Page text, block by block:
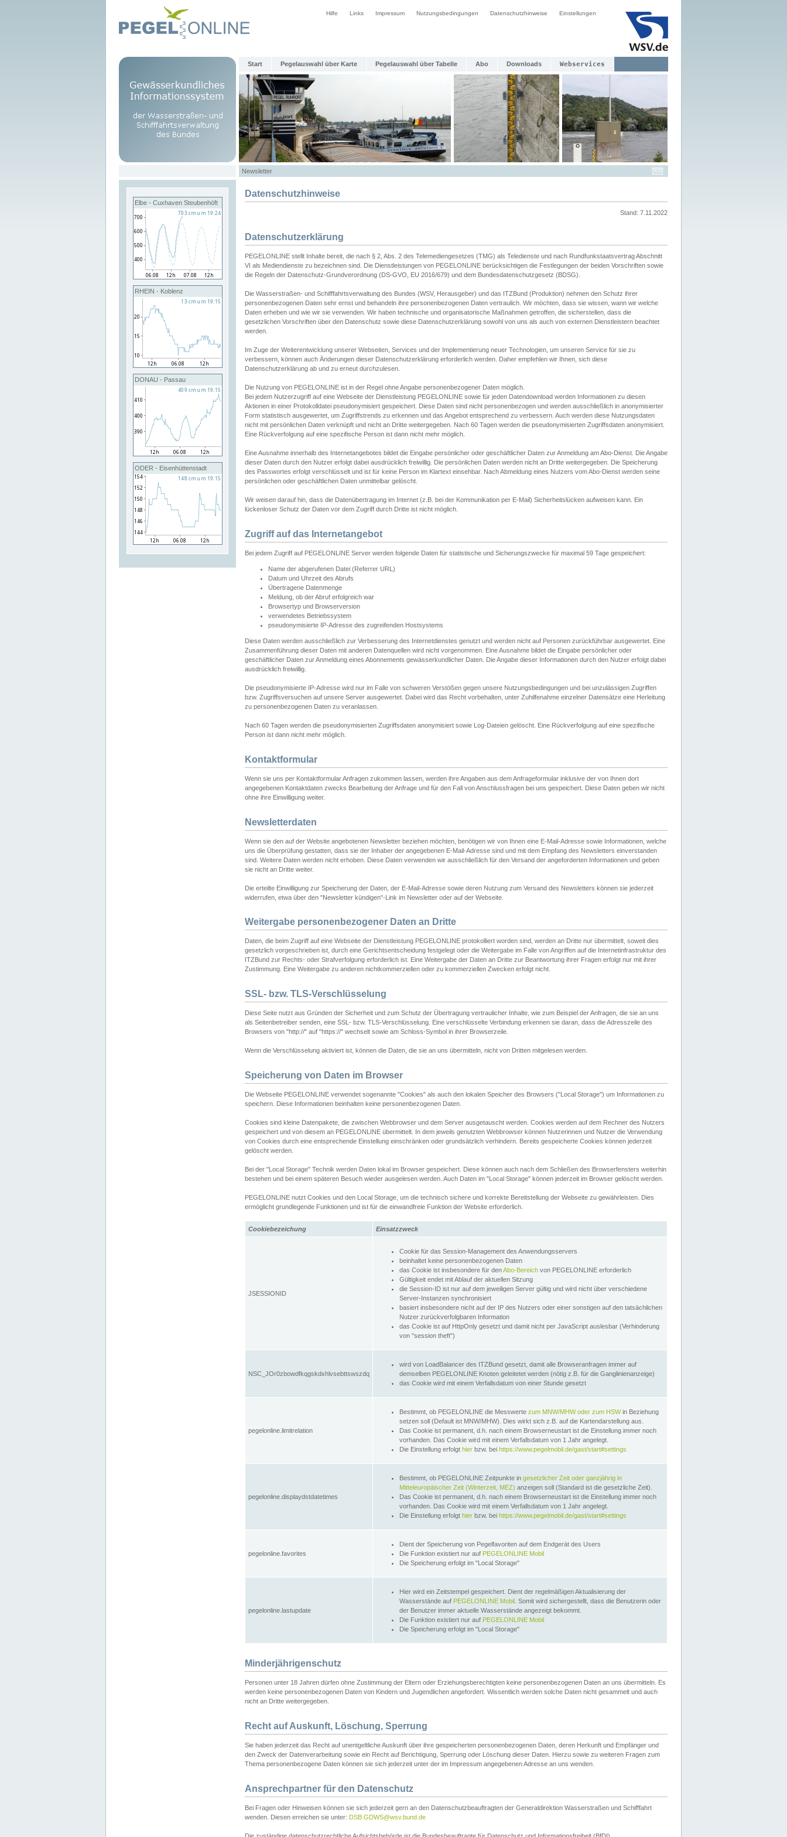
Hilfe Links Impressum Nutzungsbedingungen Datenschutzhinweise Einstellungen
Start Pegelauswahl über Karte Pegelauswahl über Tabelle Abo Downloads Webservices
Newsletter
Elbe - Cuxhaven Steubenhöft
RHEIN - Koblenz
DONAU - Passau
ODER - Eisenhüttenstadt
Datenschutzhinweise
Stand: 7.11.2022
Datenschutzerklärung
PEGELONLINE stellt Inhalte bereit, die nach § 2, Abs. 2 des Telemediengesetzes (TMG) als Teledienste und nach Rundfunkstaatsvertrag Abschnitt
VI als Mediendienste zu bezeichnen sind. Die Dienstleistungen von PEGELONLINE berücksichtigen die Festlegungen der beiden Vorschriften sowie
die Regeln der Datenschutz-Grundverordnung (DS-GVO, EU 2016/679) und dem Bundesdatenschutzgesetz (BDSG).
Die Wasserstraßen- und Schifffahrtsverwaltung des Bundes (WSV, Herausgeber) und das ITZBund (Produktion) nehmen den Schutz ihrer
personenbezogenen Daten sehr ernst und behandeln ihre personenbezogenen Daten vertraulich. Wir möchten, dass sie wissen, wann wir welche
Daten erheben und wie wir sie verwenden. Wir haben technische und organisatorische Maßnahmen getroffen, die sicherstellen, dass die
gesetzlichen Vorschriften über den Datenschutz sowie diese Datenschutzerklärung sowohl von uns als auch von externen Dienstleistern beachtet
werden.
Im Zuge der Weiterentwicklung unserer Webseiten, Services und der Implementierung neuer Technologien, um unseren Service für sie zu
verbessern, können auch Änderungen dieser Datenschutzerklärung erforderlich werden. Daher empfehlen wir Ihnen, sich diese
Datenschutzerklärung ab und zu erneut durchzulesen.
Die Nutzung von PEGELONLINE ist in der Regel ohne Angabe personenbezogener Daten möglich.
Bei jedem Nutzerzugriff auf eine Webseite der Dienstleistung PEGELONLINE sowie für jeden Datendownload werden Informationen zu diesen
Aktionen in einer Protokolldatei pseudonymisiert gespeichert. Diese Daten sind nicht personenbezogen und werden ausschließlich in anonymisierter
Form statistisch ausgewertet, um Zugriffstrends zu erkennen und das Angebot entsprechend zu verbessern. Auch werden diese Nutzungsdaten
nicht mit persönlichen Daten verknüpft und nicht an Dritte weitergegeben. Nach 60 Tagen werden die pseudonymisierten Zugriffsdaten anonymisiert.
Eine Rückverfolgung auf eine spezifische Person ist dann nicht mehr möglich.
Eine Ausnahme innerhalb des Internetangebotes bildet die Eingabe persönlicher oder geschäftlicher Daten zur Anmeldung am Abo-Dienst. Die Angabe
dieser Daten durch den Nutzer erfolgt dabei ausdrücklich freiwillig. Die persönlichen Daten werden nicht an Dritte weitergegeben. Die Speicherung
des Passwortes erfolgt verschlüsselt und ist für keine Person im Klartext einsehbar. Nach Abmeldung eines Nutzers vom Abo-Dienst werden seine
persönlichen oder geschäftlichen Daten unmittelbar gelöscht.
Wir weisen darauf hin, dass die Datenübertragung im Internet (z.B. bei der Kommunikation per E-Mail) Sicherheitslücken aufweisen kann. Ein
lückenloser Schutz der Daten vor dem Zugriff durch Dritte ist nicht möglich.
Zugriff auf das Internetangebot
Bei jedem Zugriff auf PEGELONLINE Server werden folgende Daten für statistische und Sicherungszwecke für maximal 59 Tage gespeichert:
Name der abgerufenen Datei (Referrer URL)
Datum und Uhrzeit des Abrufs
Übertragene Datenmenge
Meldung, ob der Abruf erfolgreich war
Browsertyp und Browserversion
verwendetes Betriebssystem
pseudonymisierte IP-Adresse des zugreifenden Hostsystems
Diese Daten werden ausschließlich zur Verbesserung des Internetdienstes genutzt und werden nicht auf Personen zurückführbar ausgewertet. Eine
Zusammenführung dieser Daten mit anderen Datenquellen wird nicht vorgenommen. Eine Ausnahme bildet die Eingabe persönlicher oder
geschäftlicher Daten zur Anmeldung eines Abonnements gewässerkundlicher Daten. Die Angabe dieser Informationen durch den Nutzer erfolgt dabei
ausdrücklich freiwillig.
Die pseudonymisierte IP-Adresse wird nur im Falle von schweren Verstößen gegen unsere Nutzungsbedingungen und bei unzulässigen Zugriffen
bzw. Zugriffsversuchen auf unsere Server ausgewertet. Dabei wird das Recht vorbehalten, unter Zuhilfenahme einzelner Datensätze eine Herleitung
zu personenbezogenen Daten zu veranlassen.
Nach 60 Tagen werden die pseudonymisierten Zugriffsdaten anonymisiert sowie Log-Dateien gelöscht. Eine Rückverfolgung auf eine spezifische
Person ist dann nicht mehr möglich.
Kontaktformular
Wenn sie uns per Kontaktformular Anfragen zukommen lassen, werden ihre Angaben aus dem Anfrageformular inklusive der von Ihnen dort
angegebenen Kontaktdaten zwecks Bearbeitung der Anfrage und für den Fall von Anschlussfragen bei uns gespeichert. Diese Daten geben wir nicht
ohne ihre Einwilligung weiter.
Newsletterdaten
Wenn sie den auf der Website angebotenen Newsletter beziehen möchten, benötigen wir von Ihnen eine E-Mail-Adresse sowie Informationen, welche
uns die Überprüfung gestatten, dass sie der Inhaber der angegebenen E-Mail-Adresse sind und mit dem Empfang des Newsletters einverstanden
sind. Weitere Daten werden nicht erhoben. Diese Daten verwenden wir ausschließlich für den Versand der angeforderten Informationen und geben
sie nicht an Dritte weiter.
Die erteilte Einwilligung zur Speicherung der Daten, der E-Mail-Adresse sowie deren Nutzung zum Versand des Newsletters können sie jederzeit
widerrufen, etwa über den "Newsletter kündigen"-Link im Newsletter oder auf der Webseite.
Weitergabe personenbezogener Daten an Dritte
Daten, die beim Zugriff auf eine Webseite der Dienstleistung PEGELONLINE protokolliert worden sind, werden an Dritte nur übermittelt, soweit dies
gesetzlich vorgeschrieben ist, durch eine Gerichtsentscheidung festgelegt oder die Weitergabe im Falle von Angriffen auf die Internetinfrastruktur des
ITZBund zur Rechts- oder Strafverfolgung erforderlich ist. Eine Weitergabe der Daten an Dritte zur Beantwortung ihrer Fragen erfolgt nur mit ihrer
Zustimmung. Eine Weitergabe zu anderen nichtkommerziellen oder zu kommerziellen Zwecken erfolgt nicht.
SSL- bzw. TLS-Verschlüsselung
Diese Seite nutzt aus Gründen der Sicherheit und zum Schutz der Übertragung vertraulicher Inhalte, wie zum Beispiel der Anfragen, die sie an uns
als Seitenbetreiber senden, eine SSL- bzw. TLS-Verschlüsselung. Eine verschlüsselte Verbindung erkennen sie daran, dass die Adresszeile des
Browsers von "http://" auf "https://" wechselt sowie am Schloss-Symbol in ihrer Browserzeile.
Wenn die Verschlüsselung aktiviert ist, können die Daten, die sie an uns übermitteln, nicht von Dritten mitgelesen werden.
Speicherung von Daten im Browser
Die Webseite PEGELONLINE verwendet sogenannte "Cookies" als auch den lokalen Speicher des Browsers ("Local Storage") um Informationen zu
speichern. Diese Informationen beinhalten keine personenbezogenen Daten.
Cookies sind kleine Datenpakete, die zwischen Webbrowser und dem Server ausgetauscht werden. Cookies werden auf dem Rechner des Nutzers
gespeichert und von diesem an PEGELONLINE übermittelt. In dem jeweils genutzten Webbrowser können Nutzerinnen und Nutzer die Verwendung
von Cookies durch eine entsprechende Einstellung einschränken oder grundsätzlich verhindern. Bereits gespeicherte Cookies können jederzeit
gelöscht werden.
Bei der "Local Storage" Technik werden Daten lokal im Browser gespeichert. Diese können auch nach dem Schließen des Browserfensters weiterhin
bestehen und bei einem späteren Besuch wieder ausgelesen werden. Auch Daten im "Local Storage" können jederzeit im Browser gelöscht werden.
PEGELONLINE nutzt Cookies und den Local Storage, um die technisch sichere und korrekte Bereitstellung der Webseite zu gewährleisten. Dies
ermöglicht grundlegende Funktionen und ist für die einwandfreie Funktion der Website erforderlich.
Cookiebezeichung Einsatzzweck
JSESSIONID
Cookie für das Session-Management des Anwendungsservers
beinhaltet keine personenbezogenen Daten
das Cookie ist insbesondere für denAbo-Bereich von PEGELONLINE erforderlich
Gültigkeit endet mit Ablauf der aktuellen Sitzung
die Session-ID ist nur auf dem jeweiligen Server gültig und wird nicht über verschiedene
Server-Instanzen synchronisiert
basiert insbesondere nicht auf der IP des Nutzers oder einer sonstigen auf den tatsächlichen
Nutzer zurückverfolgbaren Information
das Cookie ist auf HttpOnly gesetzt und damit nicht per JavaScript auslesbar (Verhinderung
von "session theft")
NSC_JOr0zbowdfkqgskdxhlvsebttswszdq
wird von LoadBalancer des ITZBund gesetzt, damit alle Browseranfragen immer auf
demselben PEGELONLINE Knoten geleitetet werden (nötig z.B. für die Ganglinienanzeige)
das Cookie wird mit einem Verfallsdatum von einer Stunde gesetzt
pegelonline.limitrelation
Bestimmt, ob PEGELONLINE die Messwerte zum MNW/MHW oder zum HSWin Beziehung
setzen soll (Default ist MNW/MHW). Dies wirkt sich z.B. auf die Kartendarstellung aus.
Das Cookie ist permanent, d.h. nach einem Browserneustart ist die Einstellung immer noch
vorhanden. Das Cookie wird mit einem Verfallsdatum von 1 Jahr angelegt.
Die Einstellung erfolgt hier bzw. bei https://www.pegelmobil.de/gast/start#settings
pegelonline.displaydstdatetimes
Bestimmt, ob PEGELONLINE Zeitpunkte in gesetzlicher Zeit oder ganzjährig in
Mitteleuropäischer Zeit (Winterzeit, MEZ) anzeigen soll (Standard ist die gesetzliche Zeit).
Das Cookie ist permanent, d.h. nach einem Browserneustart ist die Einstellung immer noch
vorhanden. Das Cookie wird mit einem Verfallsdatum von 1 Jahr angelegt.
Die Einstellung erfolgt hier bzw. bei https://www.pegelmobil.de/gast/start#settings
pegelonline.favorites
Dient der Speicherung von Pegelfavoriten auf dem Endgerät des Users
Die Funktion existiert nur auf PEGELONLINE Mobil
Die Speicherung erfolgt im "Local Storage"
pegelonline.lastupdate
Hier wird ein Zeitstempel gespeichert. Dient der regelmäßigen Aktualisierung der
Wasserstände auf PEGELONLINE Mobil . Somit wird sichergestellt, dass die Benutzerin oder
der Benutzer immer aktuelle Wasserstände angezeigt bekommt.
Die Funktion existiert nur auf PEGELONLINE Mobil
Die Speicherung erfolgt im "Local Storage"
Minderjährigenschutz
Personen unter 18 Jahren dürfen ohne Zustimmung der Eltern oder Erziehungsberechtigten keine personenbezogenen Daten an uns übermitteln. Es
werden keine personenbezogenen Daten von Kindern und Jugendlichen angefordert. Wissentlich werden solche Daten nicht gesammelt und auch
nicht an Dritte weitergegeben.
Recht auf Auskunft, Löschung, Sperrung
Sie haben jederzeit das Recht auf unentgeltliche Auskunft über ihre gespeicherten personenbezogenen Daten, deren Herkunft und Empfänger und
den Zweck der Datenverarbeitung sowie ein Recht auf Berichtigung, Sperrung oder Löschung dieser Daten. Hierzu sowie zu weiteren Fragen zum
Thema personenbezogene Daten können sie sich jederzeit unter der im Impressum angegebenen Adresse an uns wenden.
Ansprechpartner für den Datenschutz
Bei Fragen oder Hinweisen können sie sich jederzeit gern an den Datenschutzbeauftragten der Generaldirektion Wasserstraßen und Schifffahrt
wenden. Diesen erreichen sie unter: DSB.GDWS@wsv.bund.de